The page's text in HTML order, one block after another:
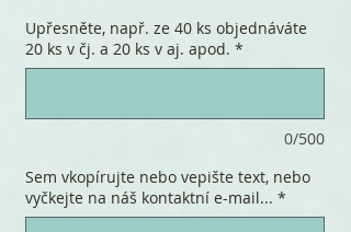
Upřesněte, např. ze 40 ks objednáváte
20 ks v čj. a 20 ks v aj. apod. *
0/500
Sem vkopírujte nebo vepište text, nebo
vyčkejte na náš kontaktní e-mail... *